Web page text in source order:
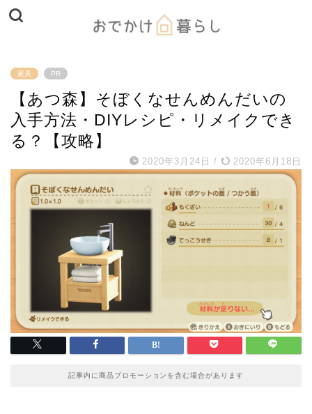
家具 PR
【あつ森】そぼくなせんめんだいの
入手方法・DIYレシピ・リメイクでき
る？【攻略】
2020年3月24日 / 2020年6月18日
記事内に商品プロモーションを含む場合があります